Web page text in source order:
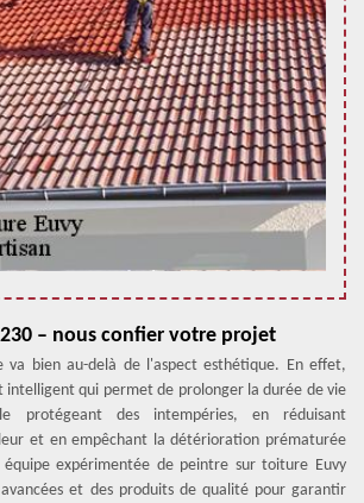
– nous confier votre projet
va bien au-delà de l'aspect esthétique. En effet,
intelligent qui permet de prolonger la durée de vie
des intempéries, en réduisant
et en empêchant la détérioration prématurée
expérimentée de peintre sur toiture Euvy
et des produits de qualité pour garantir